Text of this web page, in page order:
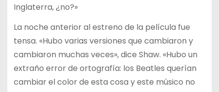
Inglaterra, ¿no?»
La noche anterior al estreno de la película fue
tensa. «Hubo varias versiones que cambiaron y
cambiaron muchas veces», dice Shaw. «Hubo un
extraño error de ortografía: los Beatles querían
cambiar el color de esta cosa y este músico no